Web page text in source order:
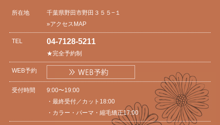
所在地
千葉県野田市野田３５５−１
»アクセスMAP
TEL 04-7128-5211
★完全予約制
WEB予約
受付時間
9:00〜19:00
・最終受付／カット18:00
・カラー・パーマ・縮毛矯正17:00